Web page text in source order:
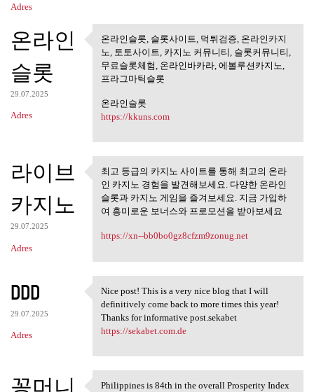
Adres
온라인
슬롯
29.07.2025
Adres
온라인슬롯, 슬롯사이트, 먹튀검
증, 온라인카지노,
온라인슬롯, 슬롯사이트, 먹튀검증, 온라인카지
노, 토토사이트, 카지노 커뮤니티, 슬롯커뮤니티,
무료슬롯체험, 온라인바카라, 에볼루션카지노,
프라그마틱슬롯
온라인슬롯
https://kkuns.com
라이브
카지노
29.07.2025
Adres
최고 등급의 카지노 사이트를 통
해 최고의 온라인
최고 등급의 카지노 사이트를 통해 최고의 온라
인 카지노 경험을 발견해보세요. 다양한 온라인
슬롯과 카지노 게임을 즐겨보세요. 지금 가입하
여 흥미로운 보너스와 프로모션을 받아보세요
https://xn--bb0bo0gz8cfzm9zonug.net
DDD
29.07.2025
Adres
Nice post! This is a very
Nice post! This is a very nice blog that I will
definitively come back to more times this year!
Thanks for informative post.sekabet
https://sekabet.com.de
꽁머니
Philippines is 84th in the overall Prosperity Index